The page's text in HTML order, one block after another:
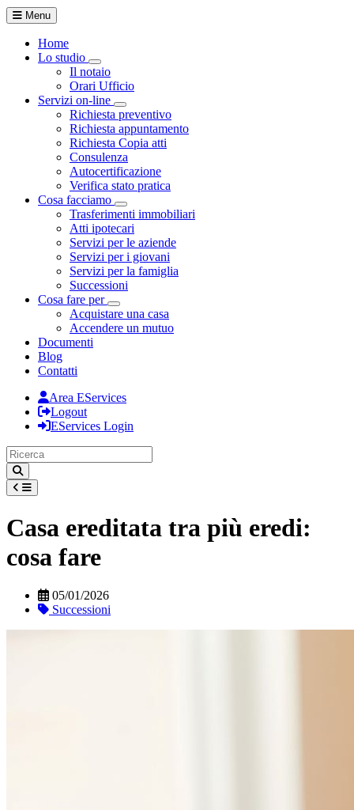
Menu
Home
Lo studio
Toggle Dropdown
Il notaio
Orari Ufficio
Servizi on-line
Toggle Dropdown
Richiesta preventivo
Richiesta appuntamento
Richiesta Copia atti
Consulenza
Autocertificazione
Verifica stato pratica
Cosa facciamo
Toggle Dropdown
Trasferimenti immobiliari
Atti ipotecari
Servizi per le aziende
Servizi per i giovani
Servizi per la famiglia
Successioni
Cosa fare per
Toggle Dropdown
Acquistare una casa
Accendere un mutuo
Documenti
Blog
Contatti
Area EServices
Logout
EServices Login
Casa ereditata tra più eredi:
cosa fare
05/01/2026
Successioni